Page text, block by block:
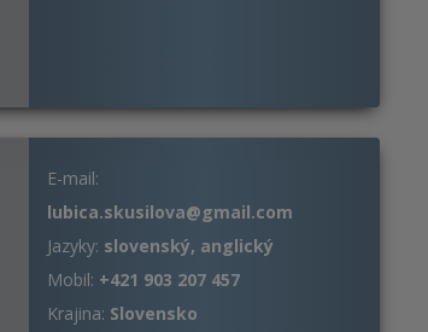
E-mail:
lubica.skusilova@gmail.com
Jazyky: slovenský, anglický
Mobil: +421 903 207 457
Krajina: Slovensko